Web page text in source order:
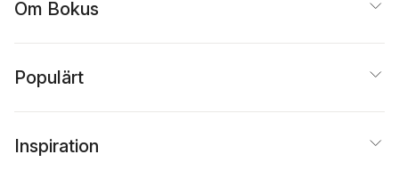
Om Bokus
Populärt
Inspiration